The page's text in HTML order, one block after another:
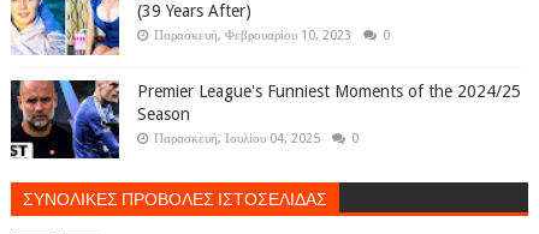
(39 Years After)
Παρασκευή, Φεβρουαρίου 10, 2023 0
Premier League's Funniest Moments of the 2024/25
Season
Παρασκευή, Ιουλίου 04, 2025 0
ΣΥΝΟΛΙΚΕΣ ΠΡΟΒΟΛΕΣ ΙΣΤΟΣΕΛΙΔΑΣ